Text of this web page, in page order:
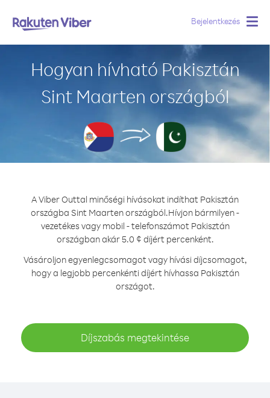
Bejelentkezés
Hogyan hívható Pakisztán
Sint Maarten országból
A Viber Outtal minőségi hívásokat indíthat Pakisztán
országba Sint Maarten országból.Hívjon bármilyen -
vezetékes vagy mobil - telefonszámot Pakisztán
országban akár 5.0 ¢ díjért percenként.
Vásároljon egyenlegcsomagot vagy hívási díjcsomagot,
hogy a legjobb percenkénti díjért hívhassa Pakisztán
országot.
Díjszabás megtekintése